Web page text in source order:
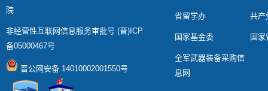
院
非经营性互联网信息服务审批号 (晋)ICP
备05000467号
晋公网安备 14010002001550号
省留学办 共产
国家基金委 国
全军武器装备采购信
息网